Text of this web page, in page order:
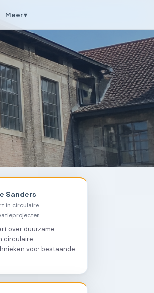
Meer ▾
Sanders
in circulaire
over duurzame
circulaire
voor bestaande